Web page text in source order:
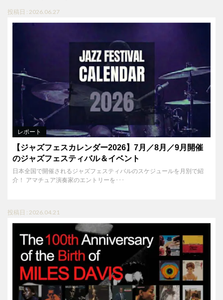
投稿日 : 2026.06.27
レポート
【ジャズフェスカレンダー2026】7月／8月／9月開催
のジャズフェスティバル＆イベント
日本全国で開催されるジャズフェスティバルのスケジュールを月別で紹
介！ アマチュア演奏家のエントリーを･･･
投稿日 : 2026.04.21